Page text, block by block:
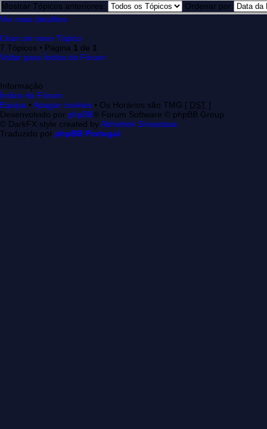
Mostrar Tópicos anteriores:
Ordenar por
Ver mais detalhes
Criar um novo Tópico
7 Tópicos • Página 1 de 1
Voltar para Índice do Fórum
Informação
Índice do Fórum
Equipa • Apagar cookies • Os Horários são TMG [ DST ]
Desenvolvido por phpBB® Forum Software © phpBB Group
© DarkFX style created byAbhishek Srivastava
Traduzido por phpBB Portugal